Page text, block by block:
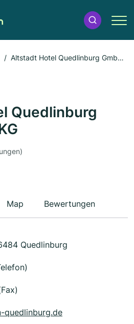
Altstadt Hotel Quedlinburg GmbH
Quedlinburg
Map Bewertungen
Quedlinburg
quedlinburg.de